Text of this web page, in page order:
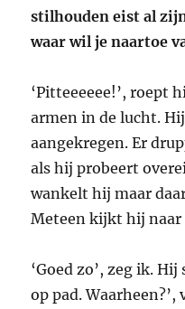
stilhouden eist al
waar wil je naartoe
‘Pitteeeeee!’, roept
armen in de lucht.
aangekregen. Er
als hij probeert
wankelt hij maar
Meteen kijkt hij naar
‘Goed zo’, zeg ik.
op pad. Waarheen?’,